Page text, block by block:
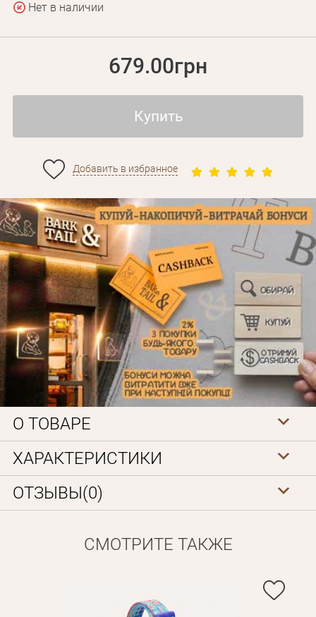
Нет в наличии
679.00грн
Купить
Добавить в избранное
О ТОВАРЕ
ХАРАКТЕРИСТИКИ
ОТЗЫВЫ(0)
СМОТРИТЕ ТАКЖЕ
Личные данные
Вам на почту будет отправленно письмо с сылкой для